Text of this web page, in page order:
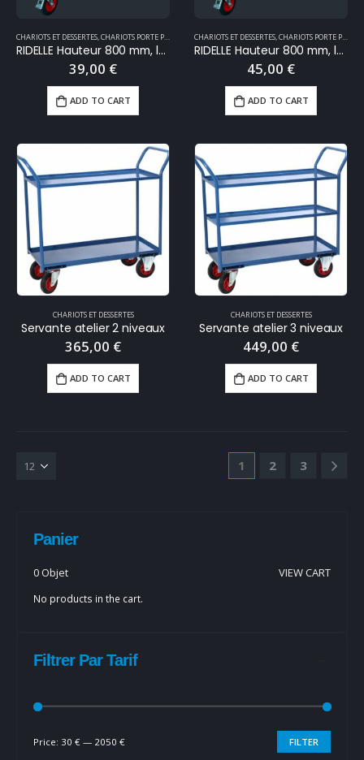
CHARIOTS ET DESSERTES CHARIOTS PORTE PANNEAUX ,MANUTENTION
RIDELLE Hauteur 800 mm, longueur 1380 mm
39,00 €
ADD TO CART
CHARIOTS ET DESSERTES CHARIOTS PORTE PANNEAUX
RIDELLE Hauteur 800 mm, longueur 1600 mm
45,00 €
ADD TO CART
CHARIOTS ET DESSERTES
Servante atelier 2 niveaux
365,00 €
ADD TO CART
CHARIOTS ET DESSERTES
Servante atelier 3 niveaux
449,00 €
ADD TO CART
1 2 3
Panier
0 Objet VIEW CART
No products in the cart.
Filtrer Par Tarif
FILTER
Price: 30 € — 2050 €